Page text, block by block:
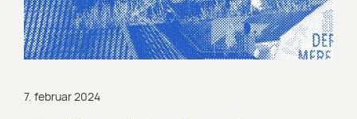
7. februar 2024